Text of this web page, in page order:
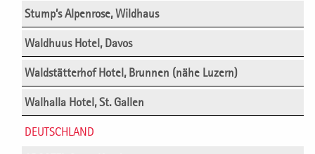
Stump’s Alpenrose, Wildhaus
Waldhuus Hotel, Davos
Waldstätterhof Hotel, Brunnen (nähe Luzern)
Walhalla Hotel, St. Gallen
DEUTSCHLAND